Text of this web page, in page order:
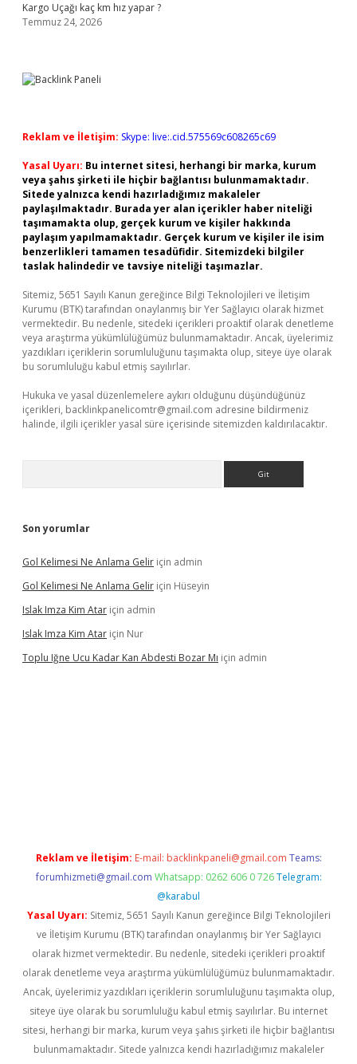
Kargo Uçağı kaç km hız yapar ?
Temmuz 24, 2026
Reklam ve İletişim: Skype: live:.cid.575569c608265c69
Yasal Uyarı: Bu internet sitesi, herhangi bir marka, kurum
veya şahıs şirketi ile hiçbir bağlantısı bulunmamaktadır.
Sitede yalnızca kendi hazırladığımız makaleler
paylaşılmaktadır. Burada yer alan içerikler haber niteliği
taşımamakta olup, gerçek kurum ve kişiler hakkında
paylaşım yapılmamaktadır. Gerçek kurum ve kişiler ile isim
benzerlikleri tamamen tesadüfidir. Sitemizdeki bilgiler
taslak halindedir ve tavsiye niteliği taşımazlar.
Sitemiz, 5651 Sayılı Kanun gereğince Bilgi Teknolojileri ve İletişim
Kurumu (BTK) tarafından onaylanmış bir Yer Sağlayıcı olarak hizmet
vermektedir. Bu nedenle, sitedeki içerikleri proaktif olarak denetleme
veya araştırma yükümlülüğümüz bulunmamaktadır. Ancak, üyelerimiz
yazdıkları içeriklerin sorumluluğunu taşımakta olup, siteye üye olarak
bu sorumluluğu kabul etmiş sayılırlar.
Hukuka ve yasal düzenlemelere aykırı olduğunu düşündüğünüz
içerikleri, backlinkpanelicomtr@gmail.com adresine bildirmeniz
halinde, ilgili içerikler yasal süre içerisinde sitemizden kaldırılacaktır.
Son yorumlar
Gol Kelimesi Ne Anlama Gelir için admin
Gol Kelimesi Ne Anlama Gelir için Hüseyin
Islak Imza Kim Atar için admin
Islak Imza Kim Atar için Nur
Toplu Iğne Ucu Kadar Kan Abdesti Bozar Mı için admin
Reklam ve İletişim: E-mail: backlinkpaneli@gmail.com Teams:
forumhizmeti@gmail.com Whatsapp: 0262 606 0 726 Telegram:
@karabul
Yasal Uyarı: Sitemiz, 5651 Sayılı Kanun gereğince Bilgi Teknolojileri
ve İletişim Kurumu (BTK) tarafından onaylanmış bir Yer Sağlayıcı
olarak hizmet vermektedir. Bu nedenle, sitedeki içerikleri proaktif
olarak denetleme veya araştırma yükümlülüğümüz bulunmamaktadır.
Ancak, üyelerimiz yazdıkları içeriklerin sorumluluğunu taşımakta olup,
siteye üye olarak bu sorumluluğu kabul etmiş sayılırlar. Bu internet
sitesi, herhangi bir marka, kurum veya şahıs şirketi ile hiçbir bağlantısı
bulunmamaktadır. Sitede yalnızca kendi hazırladığımız makaleler